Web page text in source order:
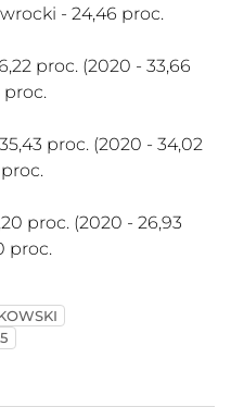
- 24,46 proc.
proc. (2020 - 33,66
proc.
proc. (2020 - 34,02
proc. (2020 - 26,93
proc.